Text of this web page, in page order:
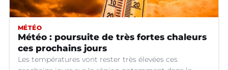
MÉTÉO
Météo : poursuite de très fortes chaleurs
ces prochains jours
Les températures vont rester très élevées ces